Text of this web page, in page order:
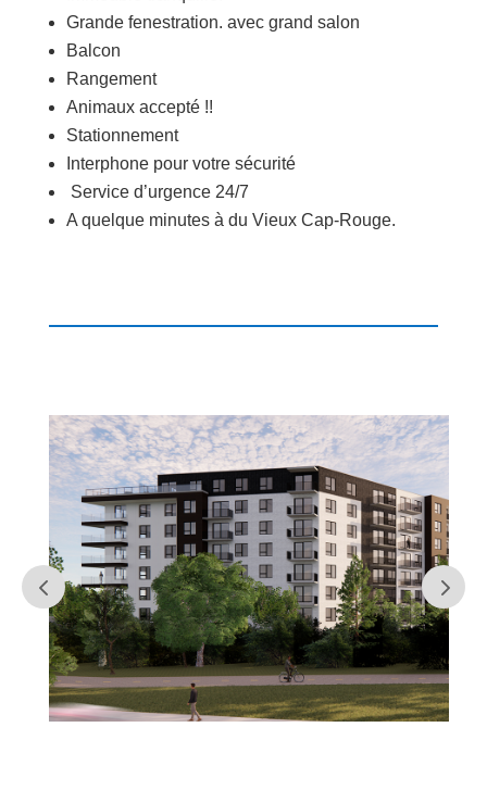
Grande fenestration. avec grand salon
Balcon
Rangement
Animaux accepté !!
Stationnement
Interphone pour votre sécurité
Service d’urgence 24/7
A quelque minutes à du Vieux Cap-Rouge.